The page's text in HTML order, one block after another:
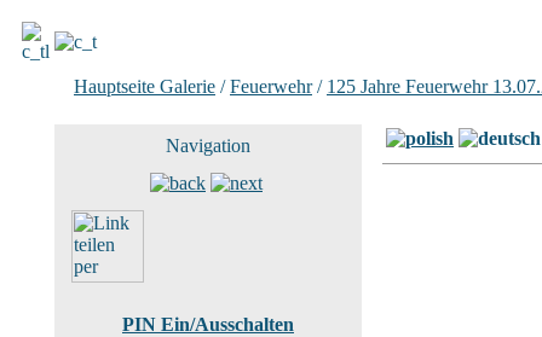
Hauptseite Galerie /Feuerwehr/ 125 Jahre Feuerwehr
Navigation
PIN Ein/Ausschalten